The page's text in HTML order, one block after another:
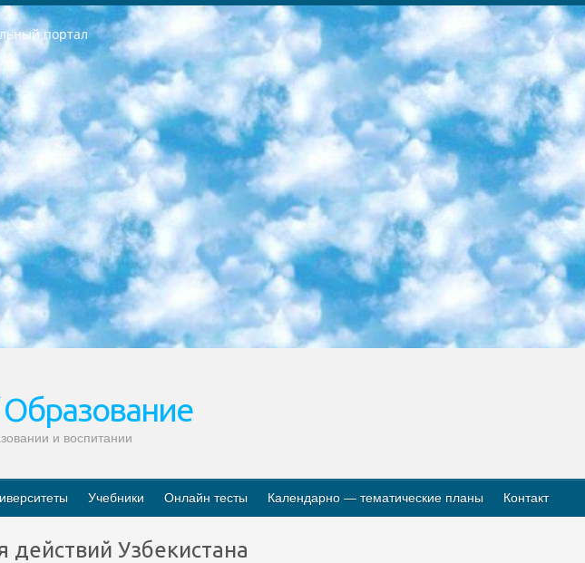
портал
приложению 2; 2. Педагогический при специализированных образовательных учреждениях. научно-практический центр квалификации и международной оценки (Д.Давидова) 2024 г. До 25 марта: задания по предметам, по которым будет проводиться итоговая аттестация разработка и утверждение технических условий; итоговая аттестация на основании разработанного предметного задания разработка вопросов по предметам (устно и письменно), экзамен передача; общеобразовательные средние школы и специальные учебные заведения учащиеся выпускных классов школ и интернатов в агентской системе подготовка базы данных экзаменационных материалов и критериев оценки; перевод базы экзаменационных материалов на все языки обучения подать в Республиканский образовательный центр для изготовления; варианты экзаменов на основе разработанных контрольных материалов пусть будут поставлены задачи формирования. 3. Республиканский образовательный центр (Ш.Худайкулов) до 5 апреля 2024 года. до: база данных предоставленных экзаменационных материалов на все языки обучения перевод и экспертиза; для слепых, слабовидящих, глухих, слабослышащих и умственно отсталых детей учащиеся выпускных классов специализированных школ и школ-интернатов база данных экзаменационных материалов на всех преподаваемых языках подготовка критериев оценки; специализированные школы для умственно отсталых детей и технологии для учащихся выпускных классов школ-интернатов разработка соответствующих рекомендаций и критериев проведения ЕГЭ по естествознанию давать задания. 4. Педагогический при специализированных образовательных учреждениях. Научно-практический центр навыков и международной оценки (Д.Давидова), Республика образовательный центр (Худайкулов Ш.) итоговый государственный аттестационный экзамен ориентирован на творческое и логическое мышление при подготовке базы материалов учитывать введение заданий. 5. Следует отметить, что: сертификат государственного образца о знании общеобразовательного предмета и как минимум национальный уровень B1 по предметам на иностранных языках, указанным в Приложении 2. или международно признанный сертификат эквивалентного уровня студенты, изучающие определенный предмет, освобождаются от экзамена; по соответствующим предметам запланирована итоговая государственная аттестация за день до дня, путем жеребьевки Рабочей группой (в письменной форме по предметам, проводимым в форме) из числа сформированных вариантов выбрано 2 варианта; 2 выбранных варианта экзамена анонсированы на официальном сайте министерства и все выпускники по всей стране на основе этих вариантов проводит итоговую государственную аттестацию. 6. Государственное образование учащихся средних общеобразовательных учреждений. знания в соответствии с квалификационными требованиями, которые необходимо приобрести на основании стандартов итоговый (выпускной) контроль для 9 и 11 классов в целях тестирования Экзамены (далее – экзамены) состоят из предметов, перечисленных в приложении 1. будет сделано. 7. Экзамены пройдут с 26 мая по 15 июня 2024 г. (кроме науки физического воспитания). 8. Физическая для учащихся 9 классов общесредних образовательных учреждений. Экзамены по предмету «Образование, квалификация медицина» 1-6 мая 2024 года. сотрудники перевести под присмотр (с отклонениями в физическом или умственном развитии) специализированная школа для детей, школы-интернаты и со сколиозом школы-интернаты санаторного типа для больных детей исключены). 9. Он был слепым, слабовидящим и имел нарушения опорно-двигательного аппарата. экзамены в специализированных школах и интернатах для детей должны проводиться исходя из требований, предъявляемых к общеобразовательным учреждениям (физкультура кроме науки). 10. Специализированная школа для глухих и слабослышащих детей. и экзамены в интернатах и быть реализован в виде письменного теста по математике. 11. Специальность для умственно отсталых детей. Для 9 класса Родной язык и литературное письмо Государственный язык (язык обучения – узбекский). для неклассов) написано Математическое письмо Письменная/устная история Узбекистана Физическое воспитание практично Итоговый контроль Для 11 класса Написание родного языка и литературы (эссе) Математическое письмо Узбекский язык (обучение на узбекском языке) не посещающее общее среднее образование для учреждений)/Образовательное учреждение выбор письменный и устный Иностранный язык письменный/устный Письменная/устная история Узбекистана *По выбору студента:  Химия  Физика  Основы государственного права  География 10 бесплатных образовательных ресурсов - Мы составили подборку онлайн-проектов с интерактивными упражнениями, видеолекциями и статьями. Они помогут вам обрести новые и освежить старые знания бесплатно. 1. «ИНТУИТ» Старейшая образовательная площадка Рунета. Здесь вы найдёте сотни текстовых и видеокурсов на десятки различных тем — от программирования до психологии. Многие курсы подготовлены российскими университетами и крупными международными компаниями вроде Intel и Microsoft. Самостоятельное обучение бесплатное, но желающие могут оплатить услуги персональных наставников. 2. «Смартия» знакомит с актуальными профессиями и подсказывает, как им обучаться. Выбрав заинтересовавшую вас специальность — SMM-специалист, фотограф, веб-дизайнер или другую, — увидите список необходимых для неё умений. Чтобы вы могли освоить их самостоятельно, для каждого умения площадка отображает подборку ссылок на учебные материалы. Хотя «Смартия» ориентируется на русскоязычную аудиторию, часть контента всё же доступна только на английском. 3. «Лекторий Физтеха» Проект Московского физико-технического института (Физтеха). С его помощью вы можете смотреть онлайн серии лекций, записанные на видео в этом вузе. В числе доступных предметов — физика, биология, химия, информационные технологии и другие. К некоторым лекциям администрация ресурса прилагает готовые конспекты, которые можно скачивать в PDF-формате. 4. ITMOcourses Онлайн-площадка Санкт-Петербургского национального исследовательского университета информационных технологий, механики и оптики (ИТМО). Ресурс предоставляет свободный доступ к курсам, разработанным в этом вузе. Каталог материалов разбит на четыре категории: «Оптические системы и технологии», «Приборостроение и робототехника», «Информационные технологии» и «Биотехнологии». Курсы состоят из видеолекций, интерактивных демонстраций и заданий. 5. «КиберЛенинка» Электронная научная библиотека открытого доступа. Каталог площадки регулярно обрастает текстами статей из различных научных изданий. Сгруппированные по журналам и рубрикам публикации можно читать онлайн или скачивать целиком в PDF-формате. Проект нацелен на популяризацию науки за счёт открытого доступа к
Образование
и воспитании
Учебники Онлайн тесты Календарно — тематические планы Контакт
действий Узбекистана